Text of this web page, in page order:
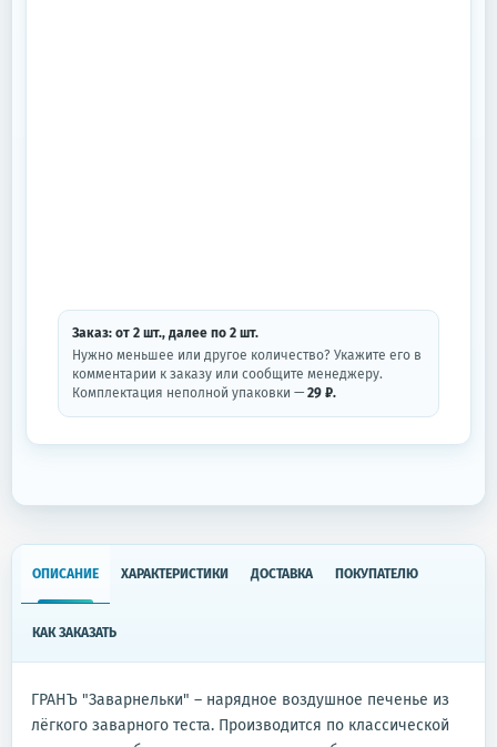
Заказ: от 2 шт., далее по 2 шт.
Нужно меньшее или другое количество? Укажите его в
комментарии к заказу или сообщите менеджеру.
Комплектация неполной упаковки — 29 ₽.
ОПИСАНИЕ ХАРАКТЕРИСТИКИ ДОСТАВКА ПОКУПАТЕЛЮ
КАК ЗАКАЗАТЬ
ГРАНЪ "Заварнельки" – нарядное воздушное печенье из
лёгкого заварного теста. Производится по классической